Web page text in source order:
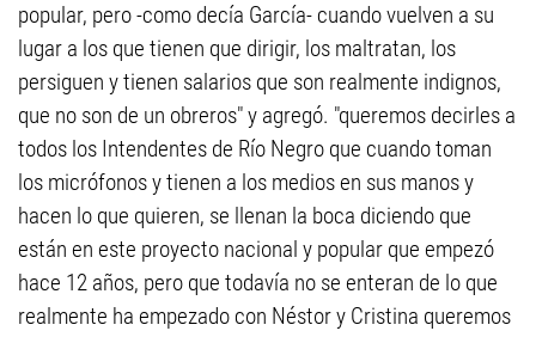
popular, pero -como decía García- cuando vuelven a su
lugar a los que tienen que dirigir, los maltratan, los
persiguen y tienen salarios que son realmente indignos,
que no son de un obreros" y agregó. "queremos decirles a
todos los Intendentes de Río Negro que cuando toman
los micrófonos y tienen a los medios en sus manos y
hacen lo que quieren, se llenan la boca diciendo que
están en este proyecto nacional y popular que empezó
hace 12 años, pero que todavía no se enteran de lo que
realmente ha empezado con Néstor y Cristina queremos